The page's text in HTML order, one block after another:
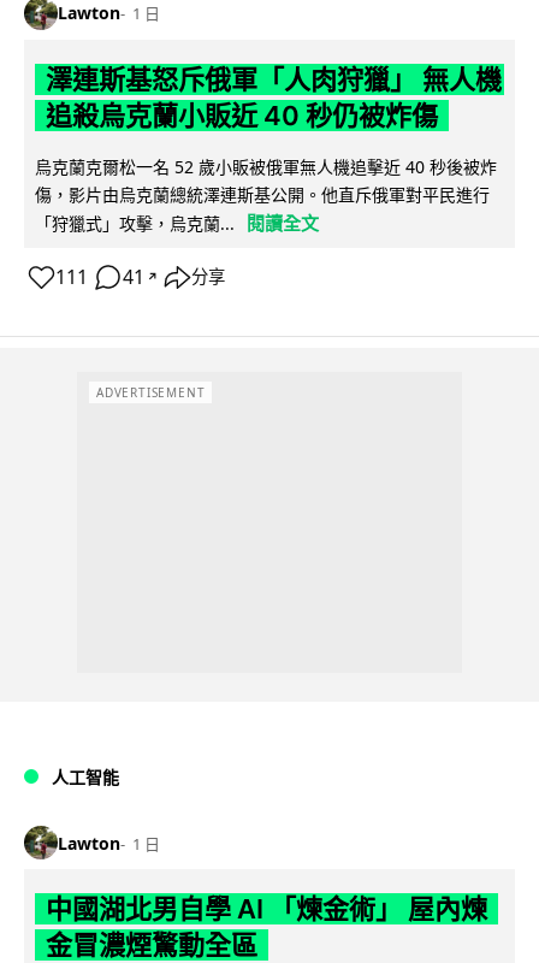
Lawton 1 日
澤連斯基怒斥俄軍「人肉狩獵」 無人機
追殺烏克蘭小販近 40 秒仍被炸傷
烏克蘭克爾松一名 52 歲小販被俄軍無人機追擊近 40 秒後被炸
傷，影片由烏克蘭總統澤連斯基公開。他直斥俄軍對平民進行
「狩獵式」攻擊，烏克蘭...
閱讀全文
111 41 ↗ 分享
ADVERTISEMENT
人工智能
Lawton 1 日
中國湖北男自學 AI 「煉金術」 屋內煉
金冒濃煙驚動全區